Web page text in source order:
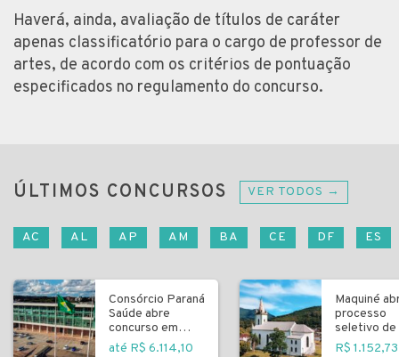
Haverá, ainda, avaliação de títulos de caráter
apenas classificatório para o cargo de professor de
artes, de acordo com os critérios de pontuação
especificados no regulamento do concurso.
ÚLTIMOS CONCURSOS VER TODOS →
AC AL AP AM BA CE DF ES
Consórcio Paraná
Saúde abre
concurso em
Curitiba
até R$ 6.114,10
Maquiné
processo
seletivo de
R$ 1.152,73